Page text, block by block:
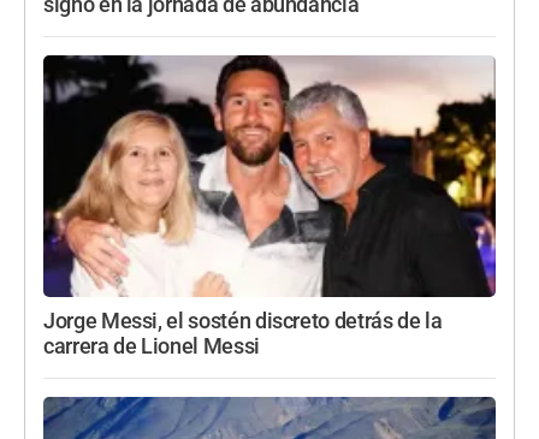
signo en la jornada de abundancia
Jorge Messi, el sostén discreto detrás de la
carrera de Lionel Messi